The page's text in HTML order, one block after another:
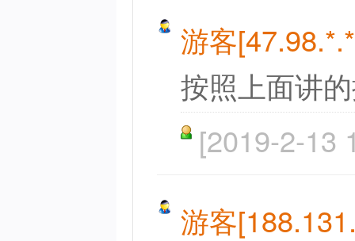
游客
按照上面讲
[2019-2-13
游客